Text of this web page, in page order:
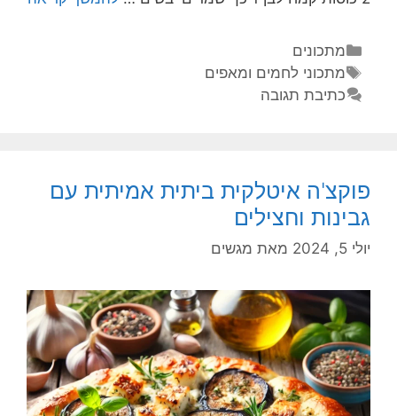
מתכונים
מתכוני לחמים ומאפים
כתיבת תגובה
פוקצ'ה איטלקית ביתית אמיתית עם
גבינות וחצילים
יולי 5, 2024 מאת מגשים